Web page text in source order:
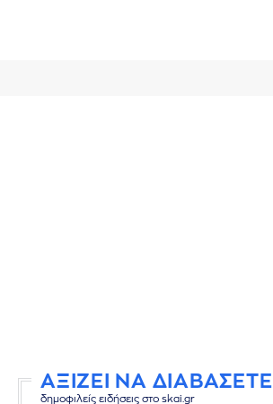
ΑΞΙΖΕΙ ΝΑ ΔΙΑΒΑΣΕΤΕ
δημοφιλείς ειδήσεις στο skai.gr